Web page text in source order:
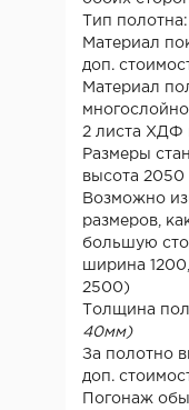
Тип
Материал
доп.
Материал
2 листа ХДФ
Размеры
высота 2050
Возможно
размеров,
большую
ширина
2500)
Толщина
40мм)
За полотно
доп.
Погонаж